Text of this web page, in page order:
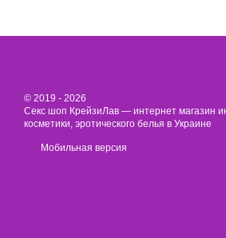
© 2019 - 2026
Секс шоп КрейзиЛав — интернет магазин
косметики, эротического белья в Украине
Мобильная версия